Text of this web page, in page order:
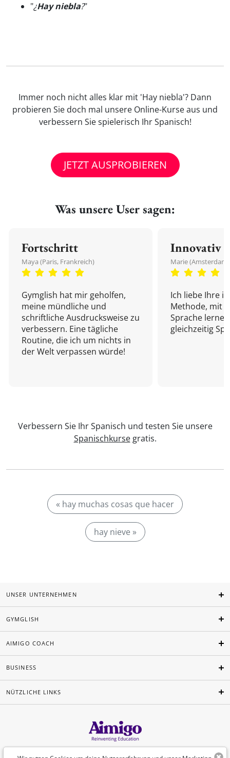
"¿Hay niebla?"
Immer noch nicht alles klar mit 'Hay niebla'? Dann
probieren Sie doch mal unsere Online-Kurse aus und
verbessern Sie spielerisch Ihr Spanisch!
JETZT AUSPROBIEREN
Was unsere User sagen:
Fortschritt
Maya (Paris, Frankreich)
Gymglish hat mir geholfen,
meine mündliche und
schriftliche Ausdrucksweise zu
verbessern. Eine tägliche
Routine, die ich um nichts in
der Welt verpassen würde!
Innovativ
Marie
Ich liebe Ihre
Methode, mit
Sprache
gleichzeitig
Verbessern Sie Ihr Spanisch und testen Sie unsere
Spanischkursegratis.
« hay muchas cosas que hacer
hay nieve »
UNSER UNTERNEHMEN
GYMGLISH
AIMIGO COACH
BUSINESS
NÜTZLICHE LINKS